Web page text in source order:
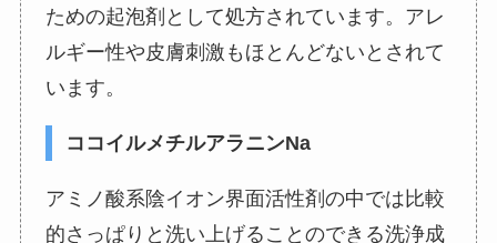
ための起泡剤として処方されています。アレ
ルギー性や皮膚刺激もほとんどないとされて
います。
ココイルメチルアラニンNa
アミノ酸系陰イオン界面活性剤の中では比較
的さっぱりと洗い上げることのできる洗浄成